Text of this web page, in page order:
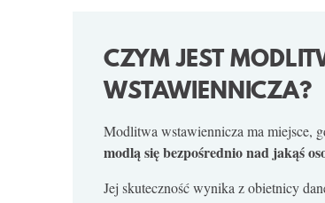
CZYM JEST
WSTAWIENNICZA?
Modlitwa wstawiennicza ma miejsce,
modlą się bezpośrednio nad jakąś
Jej skuteczność wynika z obietnicy